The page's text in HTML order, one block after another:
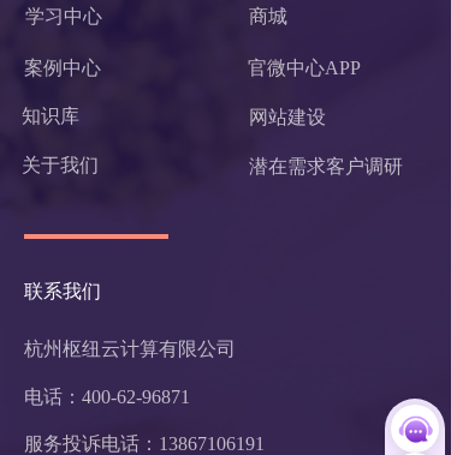
学习中心 商城
联系我们
杭州枢纽云计算有限公司
电话：400-62-96871
案例中心 官微中心APP
知识库 网站建设
关于我们
服务投诉电话： 13867106191
潜在需求客户调研